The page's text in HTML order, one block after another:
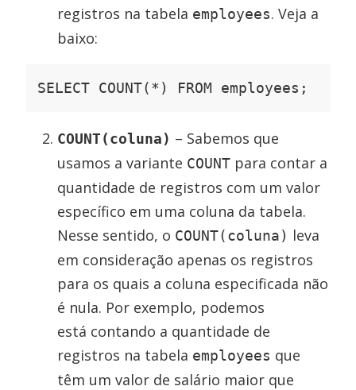
registros na tabela employees. Veja a
baixo:
SELECT COUNT(*) FROM employees;
COUNT(coluna) – Sabemos que
usamos a variante COUNT para contar a
quantidade de registros com um valor
específico em uma coluna da tabela.
Nesse sentido, o COUNT(coluna) leva
em consideração apenas os registros
para os quais a coluna especificada não
é nula. Por exemplo, podemos
está contando a quantidade de
registros na tabela employees que
têm um valor de salário maior que